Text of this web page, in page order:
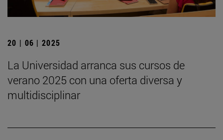
20 | 06 | 2025
La Universidad arranca sus cursos de
verano 2025 con una oferta diversa y
multidisciplinar